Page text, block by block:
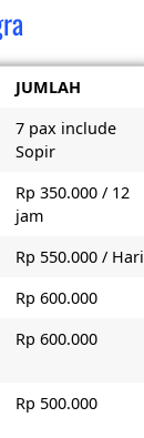
JUMLAH
7 pax include
Sopir
Rp 350.000 / 12
jam
Rp 550.000 / Hari
Rp 600.000
Rp 600.000
Rp 500.000